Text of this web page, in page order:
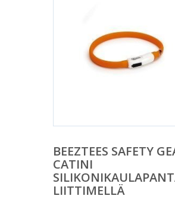
BEEZTEES SAFETY
CATINI
LIITTIMELLÄ